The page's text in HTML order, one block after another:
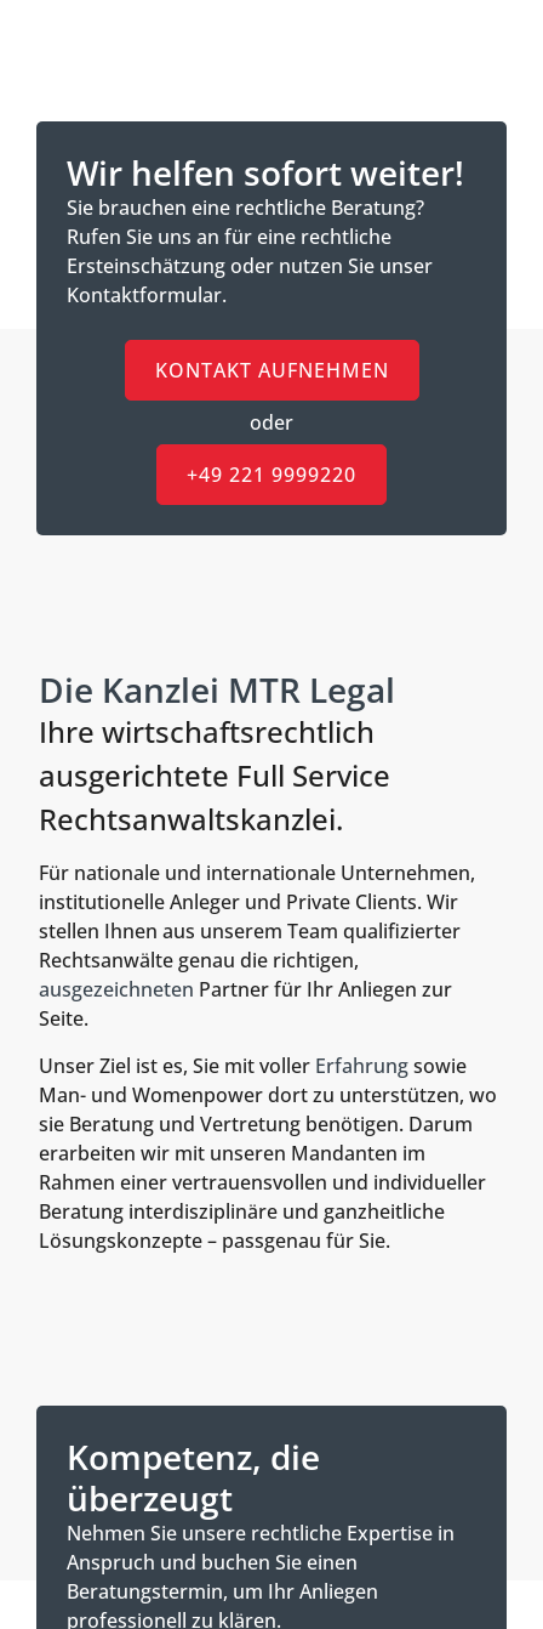
Wir helfen sofort weiter!
Sie brauchen eine rechtliche Beratung?
Rufen Sie uns an für eine rechtliche
Ersteinschätzung oder nutzen Sie unser
Kontaktformular.
KONTAKT AUFNEHMEN
oder
+49 221 9999220
Die Kanzlei MTR Legal
Ihre wirtschaftsrechtlich
ausgerichtete Full Service
Rechtsanwaltskanzlei.
Für nationale und internationale Unternehmen,
institutionelle Anleger und Private Clients. Wir
stellen Ihnen aus unserem Team qualifizierter
Rechtsanwälte genau die richtigen,
ausgezeichneten Partner für Ihr Anliegen zur
Seite.
Unser Ziel ist es, Sie mit voller Erfahrungsowie
Man- und Womenpower dort zu unterstützen, wo
sie Beratung und Vertretung benötigen. Darum
erarbeiten wir mit unseren Mandanten im
Rahmen einer vertrauensvollen und individueller
Beratung interdisziplinäre und ganzheitliche
Lösungskonzepte – passgenau für Sie.
Kompetenz, die
überzeugt
Nehmen Sie unsere rechtliche Expertise in
Anspruch und buchen Sie einen
Beratungstermin, um Ihr Anliegen
professionell zu klären.